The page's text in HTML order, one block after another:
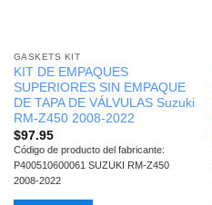
GASKETS KIT
KIT DE EMPAQUES
SUPERIORES SIN EMPAQUE
DE TAPA DE VÁLVULAS Suzuki
RM-Z450 2008-2022
$97.95
Código de producto del fabricante:
P400510600061 SUZUKI RM-Z450
2008-2022